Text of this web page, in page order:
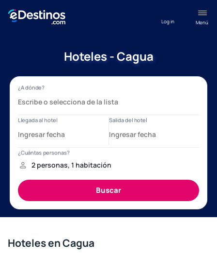
Menú
Log in
Hoteles - Cagua
Hoteles en Cagua